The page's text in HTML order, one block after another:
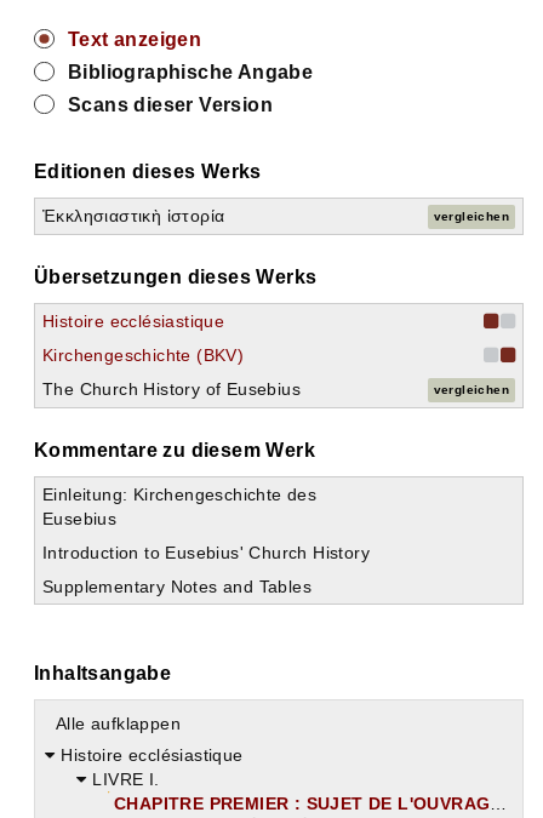
Text anzeigen
Bibliographische Angabe
Scans dieser Version
Editionen dieses Werks
Ἐκκλησιαστικὴ ἱστορία vergleichen
Übersetzungen dieses Werks
Histoire ecclésiastique
Kirchengeschichte (BKV)
The Church History of Eusebius
vergleichen
Kommentare zu diesem Werk
Einleitung: Kirchengeschichte des
Eusebius
Introduction to Eusebius' Church History
Supplementary Notes and Tables
Inhaltsangabe
Alle aufklappen
Histoire ecclésiastique
LIVRE I.